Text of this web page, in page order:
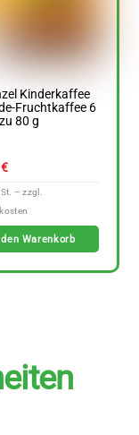
Kinderkaffee
Fruchtkaffee 6
80 g
€
Warenkorb